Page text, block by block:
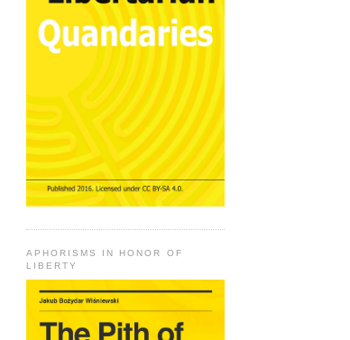
APHORISMS IN HONOR OF
LIBERTY